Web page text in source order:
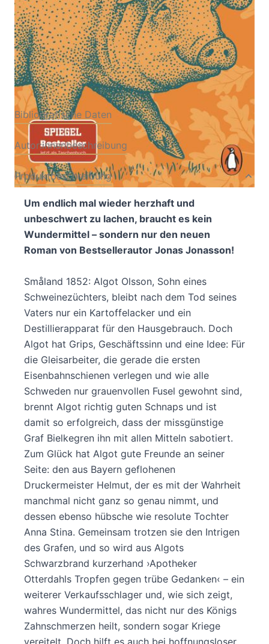
Verlag: Penguin|Polaris,
Stockholm 2024
24.06.2026
Buch 432 Seiten
Softcover
ISBN: 978-3-32811389-
8
Bibliografische Daten
Autor:innenbeschreibung
Produktbeschreibung
Um endlich mal wieder herzhaft und
unbeschwert zu lachen, braucht es kein
Wundermittel – sondern nur den neuen
Roman von Bestsellerautor Jonas Jonasson!
Småland 1852: Algot Olsson, Sohn eines
Schweinezüchters, bleibt nach dem Tod seines
Vaters nur ein Kartoffelacker und ein
Destillierapparat für den Hausgebrauch. Doch
Algot hat Grips, Geschäftssinn und eine Idee: Für
die Gleisarbeiter, die gerade die ersten
Eisenbahnschienen verlegen und wie alle
Schweden nur grauenvollen Fusel gewohnt sind,
brennt Algot richtig guten Schnaps und ist
damit so erfolgreich, dass der missgünstige
Graf Bielkegren ihn mit allen Mitteln sabotiert.
Zum Glück hat Algot gute Freunde an seiner
Seite: den aus Bayern geflohenen
Druckermeister Helmut, der es mit der Wahrheit
manchmal nicht ganz so genau nimmt, und
dessen ebenso hübsche wie resolute Tochter
Anna Stina. Gemeinsam trotzen sie den Intrigen
des Grafen, und so wird aus Algots
Schwarzbrand kurzerhand ›Apotheker
Otterdahls Tropfen gegen trübe Gedanken‹ – ein
weiterer Verkaufsschlager und, wie sich zeigt,
wahres Wundermittel, das nicht nur des Königs
Zahnschmerzen heilt, sondern sogar Kriege
vereitelt. Doch hilft es auch bei hoffnungsloser